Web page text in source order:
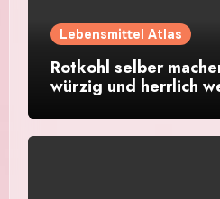
Lebensmittel Atlas
Rotkohl selber
würzig und herrlich